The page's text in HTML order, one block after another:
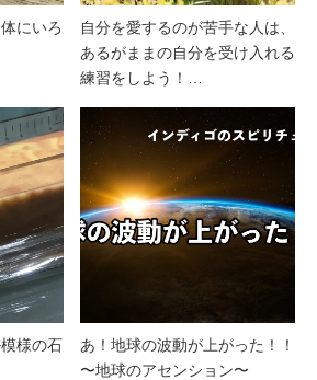
にいろ
自分を愛するのが苦手な人は、
あるがままの自分を受け入れる
練習をしよう！…
様の石
あ！地球の波動が上がった！！
〜地球のアセンション〜